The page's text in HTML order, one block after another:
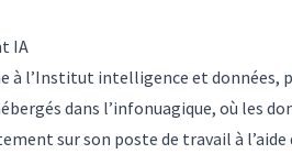
IA
à l’Institut intelligence et données,
dans l’infonuagique, où les
sur son poste de travail à